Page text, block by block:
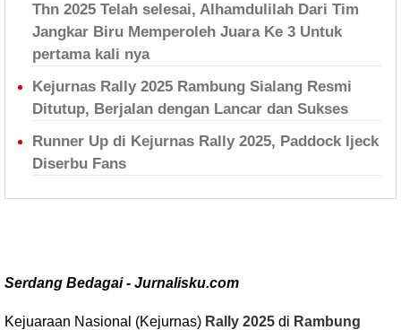
Thn 2025 Telah selesai, Alhamdulilah Dari Tim
Jangkar Biru Memperoleh Juara Ke 3 Untuk
pertama kali nya
Kejurnas Rally 2025 Rambung Sialang Resmi
Ditutup, Berjalan dengan Lancar dan Sukses
Runner Up di Kejurnas Rally 2025, Paddock Ijeck
Diserbu Fans
Serdang Bedagai - Jurnalisku.com
Kejuaraan Nasional (Kejurnas) Rally 2025 di Rambung